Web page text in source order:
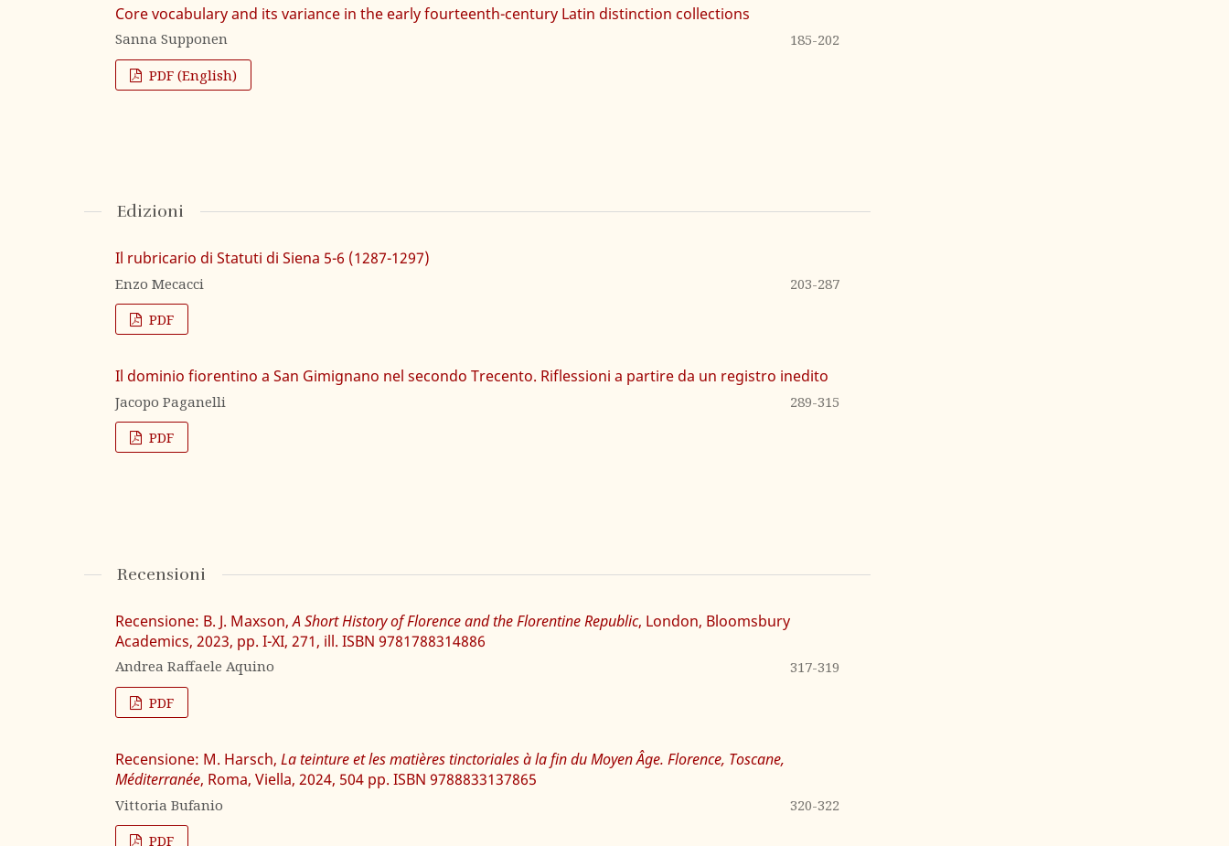
Core vocabulary and its variance in the early fourteenth-century Latin distinction collections
Sanna Supponen
185-202
PDF (English)
Edizioni
Il rubricario di Statuti di Siena 5-6 (1287-1297)
Enzo Mecacci
203-287
PDF
Il dominio fiorentino a San Gimignano nel secondo Trecento. Riflessioni a partire da un registro inedito
Jacopo Paganelli
289-315
PDF
Recensioni
Recensione: B. J. Maxson,A Short History of Florence and the Florentine Republic, London, Bloomsbury
Academics, 2023, pp. I-XI, 271, ill. ISBN 9781788314886
Andrea Raffaele Aquino
317-319
PDF
Recensione: M. Harsch,La teinture et les matières tinctoriales à la fin du Moyen Âge. Florence, Toscane,
Méditerranée, Roma, Viella, 2024, 504 pp. ISBN 9788833137865
Vittoria Bufanio
320-322
PDF